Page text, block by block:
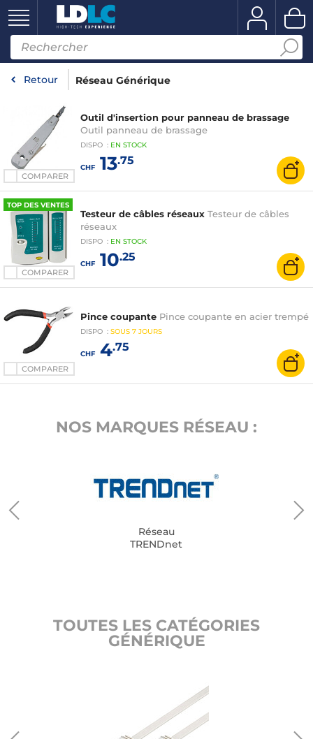
Retour Réseau Générique
COMPARER
Outil d'insertion pour panneau de brassage
Outil panneau de brassage
DISPO : EN STOCK
CHF13.75
TOP DES VENTES
COMPARER
Testeur de câbles réseaux Testeur de câbles
réseaux
DISPO : EN STOCK
CHF10.25
COMPARER
Pince coupante Pince coupante en acier trempé
DISPO : SOUS 7 JOURS
CHF4.75
NOS MARQUES RÉSEAU :
Réseau
TRENDnet
TOUTES LES CATÉGORIES
GÉNÉRIQUE